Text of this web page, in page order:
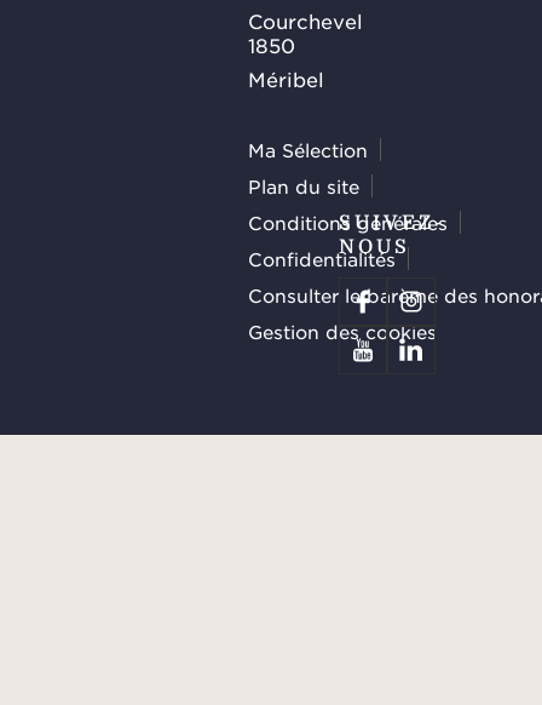
Courchevel
1850
Méribel
Ma Sélection
Plan du site
Conditions générales
Confidentialités
Consulter le barème des
Gestion des cookies
SUIVEZ-
NOUS